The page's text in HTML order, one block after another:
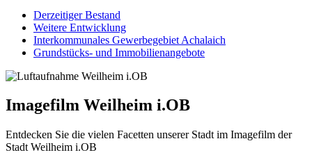
Derzeitiger Bestand
Weitere Entwicklung
Interkommunales Gewerbegebiet Achalaich
Grundstücks- und Immobilienangebote
Imagefilm Weilheim i.OB
Entdecken Sie die vielen Facetten unserer Stadt im Imagefilm der
Stadt Weilheim i.OB